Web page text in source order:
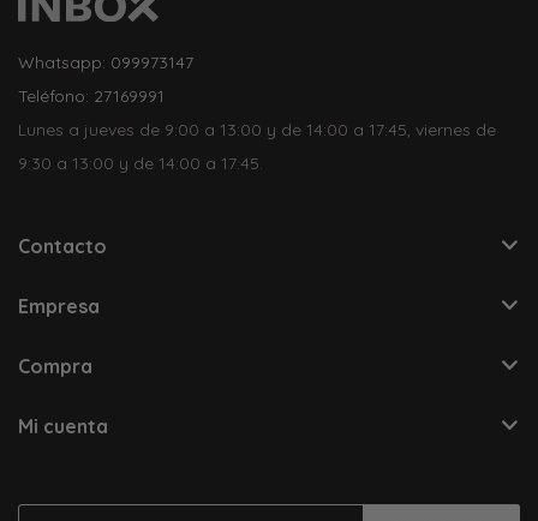
Whatsapp: 099973147
Teléfono: 27169991
Lunes a jueves de 9:00 a 13:00 y de 14:00 a 17:45, viernes de
9:30 a 13:00 y de 14:00 a 17:45.
Contacto
Empresa
Compra
Mi cuenta